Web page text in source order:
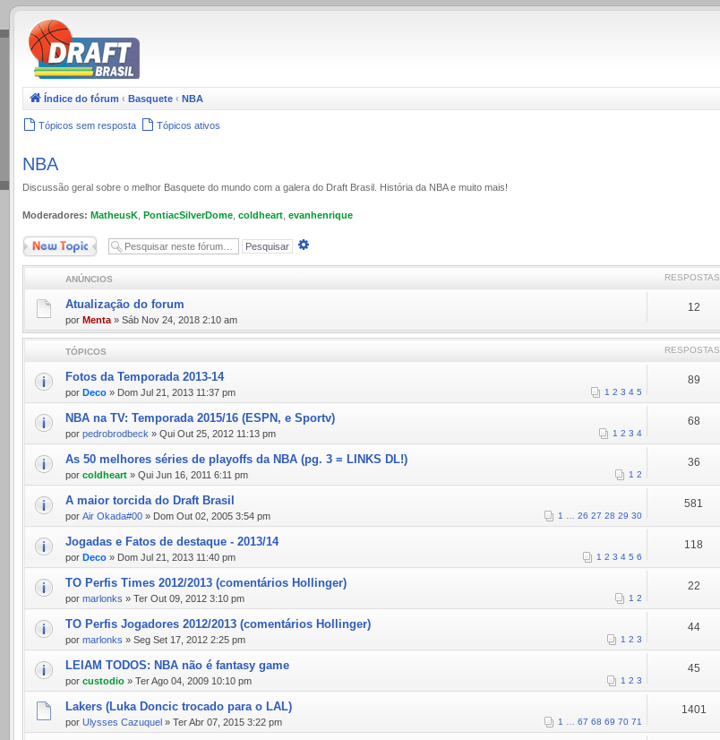
.
Índice do fórum ‹ Basquete ‹ NBA
Tópicos sem resposta Tópicos ativos
NBA
Discussão geral sobre o melhor Basquete do mundo com a galera do Draft Brasil. História da NBA e muito mais!
Moderadores: MatheusK PontiacSilverDome coldheart evanhenrique
Novo Tópico
ANÚNCIOS RESPOSTAS
Atualização do forum
por Menta » Sáb Nov 24, 2018 2:10 am
12
TÓPICOS RESPOSTAS
Fotos da Temporada 2013-14
por Deco » Dom Jul 21, 2013 11:37 pm 1 2 3 4 5
89
NBA na TV: Temporada 2015/16 (ESPN, e Sportv)
por pedrobrodbeck » Qui Out 25, 2012 11:13 pm 1 2 3 4
68
As 50 melhores séries de playoffs da NBA (pg. 3 = LINKS DL!)
por coldheart » Qui Jun 16, 2011 6:11 pm 1 2
36
A maior torcida do Draft Brasil
por Air Okada#00 » Dom Out 02, 2005 3:54 pm 1 26 27 28 29 30
581
Jogadas e Fatos de destaque - 2013/14
por Deco » Dom Jul 21, 2013 11:40 pm 1 2 3 4 5 6
118
TO Perfis Times 2012/2013 (comentários Hollinger)
por marlonks » Ter Out 09, 2012 3:10 pm 1 2
22
TO Perfis Jogadores 2012/2013 (comentários Hollinger)
por marlonks » Seg Set 17, 2012 2:25 pm 1 2 3
44
LEIAM TODOS: NBA não é fantasy game
por custodio » Ter Ago 04, 2009 10:10 pm 1 2 3
45
Lakers (Luka Doncic trocado para o LAL)
por Ulysses Cazuquel » Ter Abr 07, 2015 3:22 pm 1 67 68 69 70 71
1401